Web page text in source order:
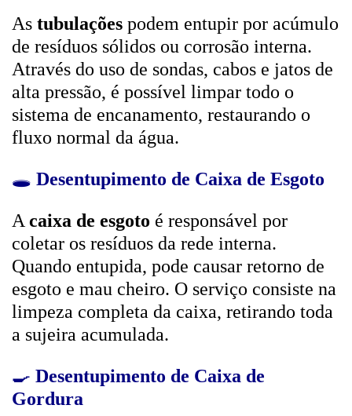
As tubulações podem entupir por acúmulo
de resíduos sólidos ou corrosão interna.
Através do uso de sondas, cabos e jatos de
alta pressão, é possível limpar todo o
sistema de encanamento, restaurando o
fluxo normal da água.
🕳️ Desentupimento de Caixa de Esgoto
A caixa de esgoto é responsável por
coletar os resíduos da rede interna.
Quando entupida, pode causar retorno de
esgoto e mau cheiro. O serviço consiste na
limpeza completa da caixa, retirando toda
a sujeira acumulada.
🍳 Desentupimento de Caixa de
Gordura